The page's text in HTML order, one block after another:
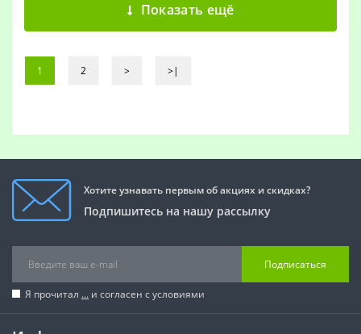
Показать ещё
1 2 > >|
Хотите узнавать первым об акциях и скидках?
Подпишитесь на нашу рассылку
Подписаться
Я прочитал ... и согласен с условиями